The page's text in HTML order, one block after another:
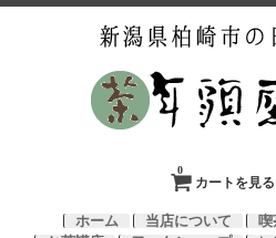
カートを見る
0
ホーム 当店について 喫